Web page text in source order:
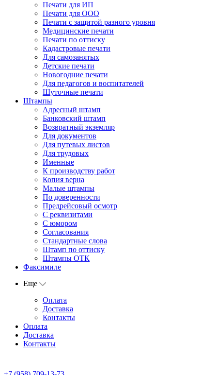
Печати для ИП
Печати для ООО
Печати с защитой разного уровня
Медицинские печати
Печати по оттиску
Кадастровые печати
Для самозанятых
Детские печати
Новогодние печати
Для педагогов и воспитателей
Шуточные печати
Штампы
Адресный штамп
Банковский штамп
Возвратный экземляр
Для документов
Для путевых листов
Для трудовых
Именные
К производству работ
Копия верна
Малые штампы
По доверенности
Предрейсовый осмотр
С реквизитами
С юмором
Согласования
Стандартные слова
Штамп по оттиску
Штампы ОТК
Факсимиле
Еще
Оплата
Доставка
Контакты
Оплата
Доставка
Контакты